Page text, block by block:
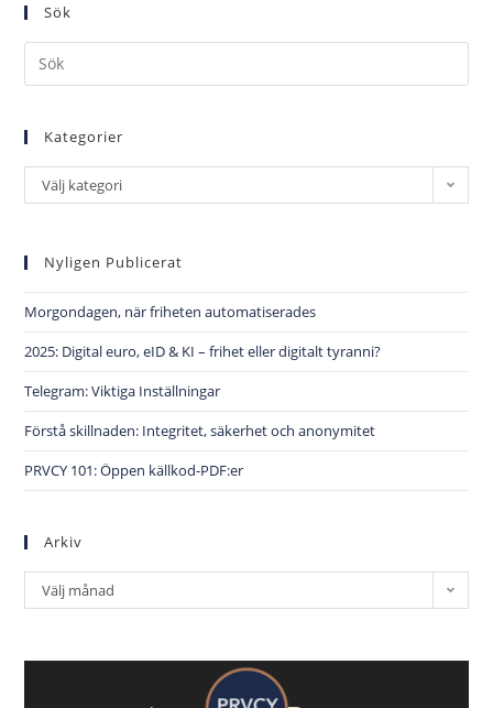
Sök
Kategorier
Välj kategori
Nyligen Publicerat
Morgondagen, när friheten automatiserades
2025: Digital euro, eID & KI – frihet eller digitalt tyranni?
Telegram: Viktiga Inställningar
Förstå skillnaden: Integritet, säkerhet och anonymitet
PRVCY 101: Öppen källkod-PDF:er
Arkiv
Välj månad